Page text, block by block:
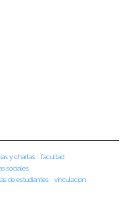
y charlas
facultad
sociales
de estudiantes
vinculacion